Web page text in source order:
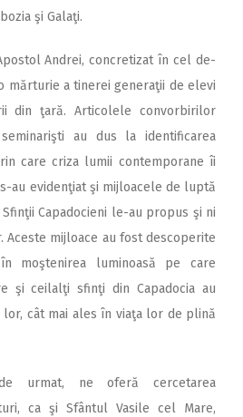
şi Galaţi.
Andrei, concretizat în cel de-
mărturie a tinerei generaţii de elevi
din ţară. Articolele convorbirilor
au dus la identificarea
care criza lumii contemporane îi
au evidenţiat şi mijloacele de luptă
Capadocieni le-au propus şi ni
mijloace au fost descoperite
moştenirea luminoasă pe care
şi ceilalţi sfinţi din Capadocia au
cât mai ales în viaţa lor de plină
urmat, ne oferă cercetarea
ca şi Sfântul Vasile cel Mare,